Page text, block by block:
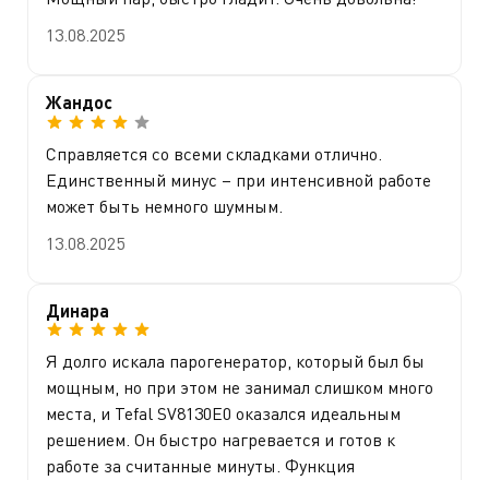
13.08.2025
Жандос
Справляется со всеми складками отлично.
Единственный минус – при интенсивной работе
может быть немного шумным.
13.08.2025
Динара
Я долго искала парогенератор, который был бы
мощным, но при этом не занимал слишком много
места, и Tefal SV8130E0 оказался идеальным
решением. Он быстро нагревается и готов к
работе за считанные минуты. Функция